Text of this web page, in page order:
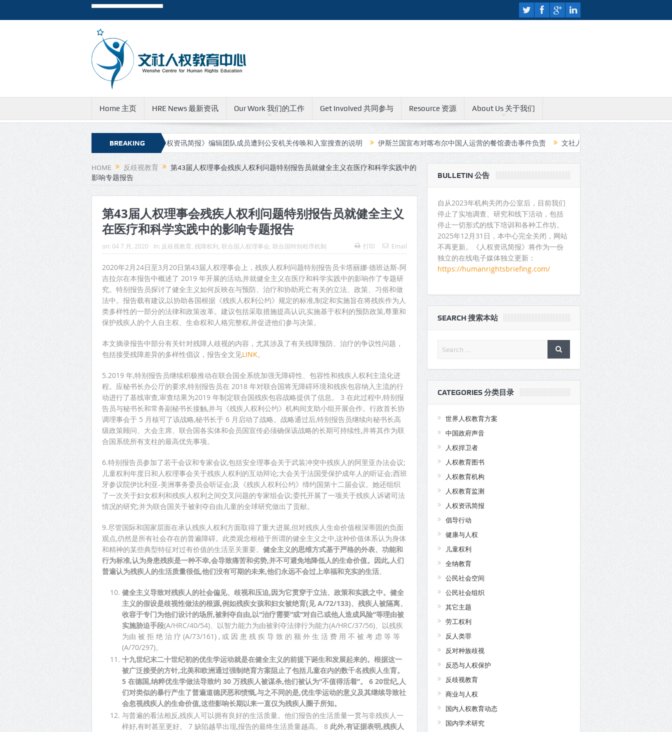
Home 主页 HRE News 最新资讯 Our Work 我们的工作 Get Involved 共同参与 Resource 资源 About Us 关于我们
BREAKING
NEWS
》新的网址和邮件地址 有关《人权资讯简报》编辑团队成员遭到公安机关传唤和入室搜查的说明 伊斯兰国宣布对喀布尔中国人运营的餐馆袭击事件负责 文社人权教育中心无限期关闭公告 中国支持
HOME 反歧视教育
第43届人权理事会残疾人权利问题特别报告员就健全主义在医疗和科学实践中的
影响专题报告
第43届人权理事会残疾人权利问题特别报告员就健全主义
在医疗和科学实践中的影响专题报告
on: 04 7 月, 2020 In: 反歧视教育 残障权利 联合国人权理事会 联合国特别程序机制 打印 Email
2020年2月24日至3月20日第43届人权理事会上，残疾人权利问题特别报告员卡塔丽娜·德班达斯-阿
吉拉尔在本报告中概述了 2019 年开展的活动,并就健全主义在医疗和科学实践中的影响作了专题研
究。特别报告员探讨了健全主义如何反映在与预防、治疗和协助死亡有关的立法、政策、习俗和做
法中。报告载有建议,以协助各国根据《残疾人权利公约》规定的标准,制定和实施旨在将残疾作为人
类多样性的一部分的法律和政策改革。建议包括采取措施提高认识,实施基于权利的预防政策,尊重和
保护残疾人的个人自主权、生命权和人格完整权,并促进他们参与决策。
本文摘录报告中部分有关针对残障人歧视的内容，尤其涉及了有关残障预防、治疗的争议性问题，
包括接受残障差异的多样性倡议，报告全文见LINK。
5.2019 年,特别报告员继续积极推动在联合国全系统加强无障碍性、包容性和残疾人权利主流化进
程。应秘书长办公厅的要求,特别报告员在 2018 年对联合国将无障碍环境和残疾包容纳入主流的行
动进行了基线审查,审查结果为2019 年制定联合国残疾包容战略提供了信息。 3 在此过程中,特别报
告员与秘书长和常务副秘书长接触,并与《残疾人权利公约》机构间支助小组开展合作。行政首长协
调理事会于 5 月核可了该战略,秘书长于 6 月启动了战略。战略通过后,特别报告员继续向秘书长高
级政策顾问、大会主席、联合国各实体和会员国宣传必须确保该战略的长期可持续性,并将其作为联
合国系统所有支柱的最高优先事项。
6.特别报告员参加了若干会议和专家会议,包括安全理事会关于武装冲突中残疾人的阿里亚办法会议;
儿童权利年度日和人权理事会关于残疾人权利的互动辩论;大会关于法国受保护成年人的听证会;西班
牙参议院伊比利亚-美洲事务委员会听证会;及《残疾人权利公约》缔约国第十二届会议。她还组织
了一次关于妇女权利和残疾人权利之间交叉问题的专家组会议;委托开展了一项关于残疾人诉诸司法
情况的研究;并为联合国关于被剥夺自由儿童的全球研究做出了贡献。
9.尽管国际和国家层面在承认残疾人权利方面取得了重大进展,但对残疾人生命价值根深蒂固的负面
观点,仍然是所有社会存在的普遍障碍。此类观念根植于所谓的健全主义之中,这种价值体系认为身体
和精神的某些典型特征对过有价值的生活至关重要。 健全主义的思维方式基于严格的外表、功能和
行为标准,认为身患残疾是一种不幸,会导致痛苦和劣势,并不可避免地降低人的生命价值。因此,人们
普遍认为残疾人的生活质量很低,他们没有可期的未来,他们永远不会过上幸福和充实的生活。
健全主义导致对残疾人的社会偏见、歧视和压迫,因为它贯穿于立法、政策和实践之中。健全
主义的假设是歧视性做法的根源,例如残疾女孩和妇女被绝育(见 A/72/133)、残疾人被隔离、
收容于专门为他们设计的场所,被剥夺自由,以“治疗需要”或“对自己或他人造成风险”等理由被
实施胁迫手段(A/HRC/40/54)、以智力能力为由被剥夺法律行为能力(A/HRC/37/56)、以残疾
为由 被 拒 绝 治 疗 (A/73/161) , 或 因 患 残 疾 导 致 的 额 外 生 活 费 用 不 被 考 虑 等 等
(A/70/297)。
十九世纪末二十世纪初的优生学运动就是在健全主义的前提下诞生和发展起来的。根据这一
被广泛接受的方针,北美和欧洲通过强制绝育方案阻止了包括儿童在内的数千名残疾人生育。
5 在德国,纳粹优生学做法导致约 30 万残疾人被谋杀,他们被认为“不值得活着”。 6 20世纪,人
们对类似的暴行产生了普遍道德厌恶和愤慨,与之不同的是,优生学运动的意义及其继续导致社
会忽视残疾人的生命价值,这些影响长期以来一直仅为残疾人圈子所知。
与普遍的看法相反,残疾人可以拥有良好的生活质量。他们报告的生活质量一贯与非残疾人一
样好,有时甚至更好。 7 缺陷越早出现,报告的最终生活质量越高。 8 此外,有证据表明,残疾人
BULLETIN 公告
自从2023年机构关闭办公室后，目前我们
停止了实地调查、研究和线下活动，包括
停止一切形式的线下培训和各种工作坊。
2025年12月31日，本中心完全关闭，网站
不再更新。《人权资讯简报》将作为一份
独立的在线电子媒体独立更新：
https://humanrightsbriefing.com/
SEARCH 搜索本站
CATEGORIES 分类目录
世界人权教育方案
中国政府声音
人权捍卫者
人权教育图书
人权教育机构
人权教育监测
人权资讯简报
倡导行动
健康与人权
儿童权利
全纳教育
公民社会空间
公民社会组织
其它主题
劳工权利
反人类罪
反对种族歧视
反恐与人权保护
反歧视教育
商业与人权
国内人权教育动态
国内学术研究